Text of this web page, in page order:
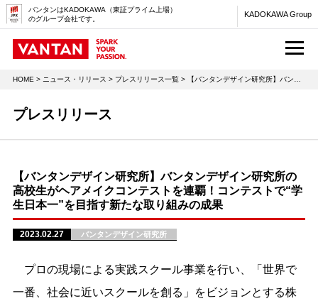
バンタンはKADOKAWA（東証プライム上場）
のグループ会社です。
KADOKAWA Group
HOME > ニュース・リリース > プレスリリース一覧 > 【バンタンデザイン研究所】バンタンデザイン研究所の高校生がヘアメイクコンテストを連覇！コンテストで“学生日本一”を目指す新たな取り組みの成果
プレスリリース
【バンタンデザイン研究所】バンタンデザイン研究所の
高校生がヘアメイクコンテストを連覇！コンテストで“学
生日本一”を目指す新たな取り組みの成果
2023.02.27 バンタンデザイン研究所
プロの現場による実践スクール事業を行い、「世界で
一番、社会に近いスクールを創る」をビジョンとする株